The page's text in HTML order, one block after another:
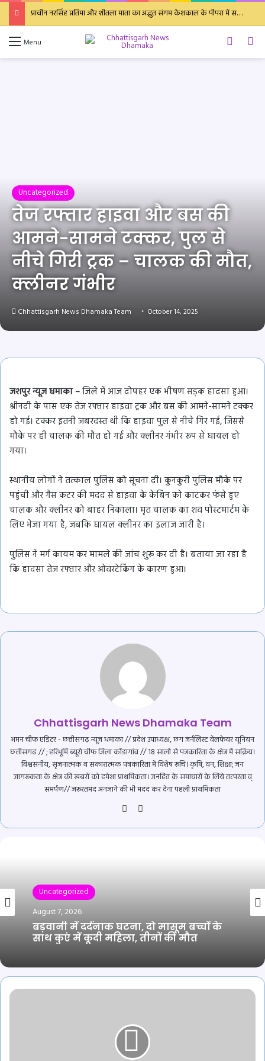
प्राचीन नरसिंह प्रतिमा और शीतला माता का अद्भुत संगम केशकाल के पीपरा में सदियों पुरानी आस्था : स्वयंभू जोड़ा शिवलिंग
Menu
Uncategorized
तेज रफ्तार हाइवा और बस की
आमने-सामने टक्कर, पुल से
नीचे गिरी ट्रक – चालक की मौत,
क्लीनर गंभीर
Chhattisgarh News Dhamaka Team October 14, 2025
जशपुर न्यूज धमाका –जिले में आज दोपहर एक भीषण सड़क हादसा हुआ।
श्रीनदी के पास एक तेज रफ्तार हाइवा ट्रक और बस की आमने-सामने टक्कर
हो गई। टक्कर इतनी जबरदस्त थी कि हाइवा पुल से नीचे गिर गई, जिससे
मौके पर ही चालक की मौत हो गई और क्लीनर गंभीर रूप से घायल हो
गया।
स्थानीय लोगों ने तत्काल पुलिस को सूचना दी। कुनकुरी पुलिस मौके पर
पहुंची और गैस कटर की मदद से हाइवा के केबिन को काटकर फंसे हुए
चालक और क्लीनर को बाहर निकाला। मृत चालक का शव पोस्टमार्टम के
लिए भेजा गया है, जबकि घायल क्लीनर का इलाज जारी है।
पुलिस ने मर्ग कायम कर मामले की जांच शुरू कर दी है। बताया जा रहा है
कि हादसा तेज रफ्तार और ओवरटेकिंग के कारण हुआ।
Chhattisgarh News Dhamaka Team
अमन चीफ एडिटर - छत्तीसगढ़ न्यूज़ धमाका // प्रदेश उपाध्यक्ष, छग जर्नलिस्ट वेलफेयर यूनियन
छत्तीसगढ // ; हरिभूमि ब्यूरो चीफ जिला कोंडागांव // 18 सालो से पत्रकारिता के क्षेत्र में सक्रिय।
विश्वसनीय, सृजनात्मक व सकारात्मक पत्रकारिता में विशेष रूचि। कृषि, वन, शिक्षा; जन
जागरूकता के क्षेत्र की खबरों को हमेशा प्राथमिकता। जनहित के समाचारों के लिये तत्परता व्
समर्पण// जरूरतमंद अनजाने की भी मदद कर देना पहली प्राथमिकता
Website
Uncategorized
August 7, 2026
बड़वानी में दर्दनाक घटना, दो मासूम बच्चों के
साथ कुएं में कूदी महिला, तीनों की मौत
भारतमाला